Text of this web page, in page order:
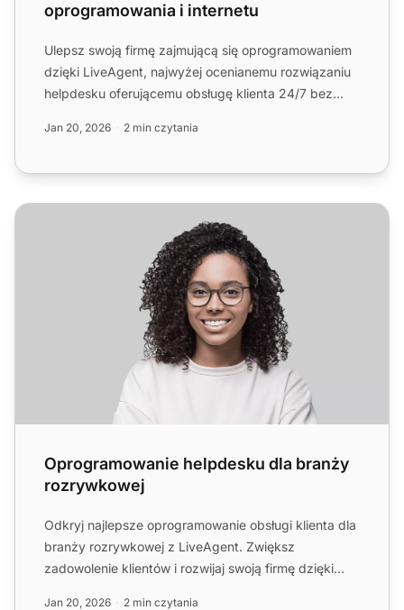
oprogramowania i internetu
Ulepsz swoją firmę zajmującą się oprogramowaniem
dzięki LiveAgent, najwyżej ocenianemu rozwiązaniu
helpdesku oferującemu obsługę klienta 24/7 bez
Jan 20, 2026 2 min czytania
Oprogramowanie helpdesku dla branży rozrywkowej
Oprogramowanie helpdesku dla branży
rozrywkowej
Odkryj najlepsze oprogramowanie obsługi klienta dla
branży rozrywkowej z LiveAgent. Zwiększ
zadowolenie klientów i rozwijaj swoją firmę dzięki
Jan 20, 2026 2 min czytania